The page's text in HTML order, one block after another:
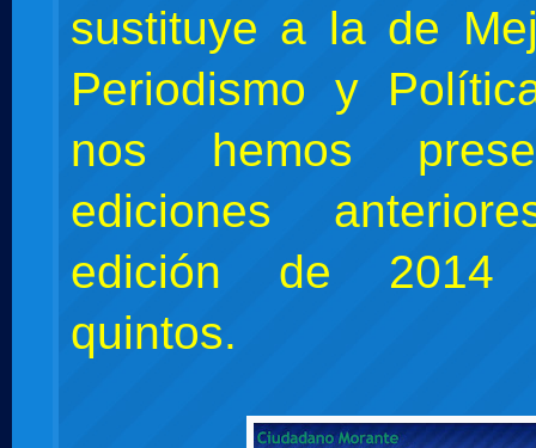
sustituye a la de
Periodismo y
nos hemos
ediciones
edición de 2014
quintos.